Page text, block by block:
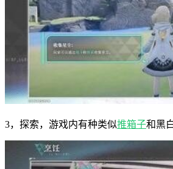
3，探索，游戏内有种类似推箱子和黑